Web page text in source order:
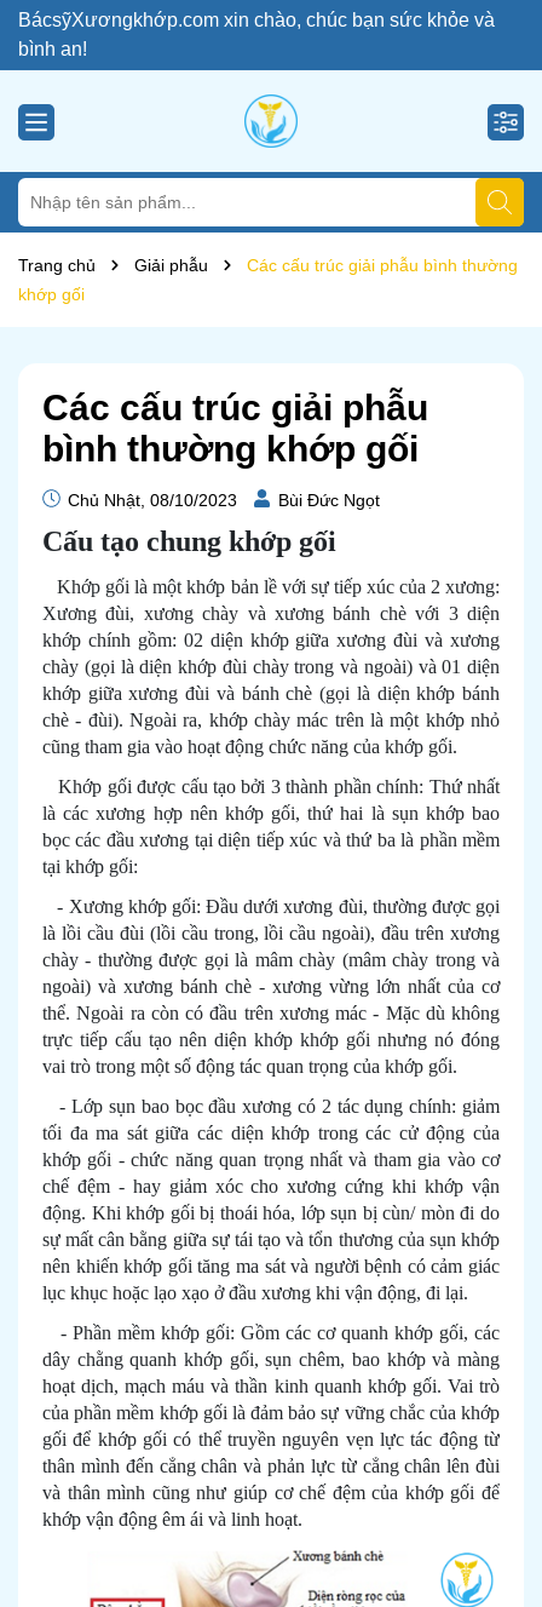
BácsỹXươngkhớp.com xin chào, chúc bạn sức khỏe và
bình an!
Trang chủ Giải phẫu
Các cấu trúc giải phẫu bình thường
khớp gối
Các cấu trúc giải phẫu
bình thường khớp gối
Chủ Nhật, 08/10/2023 Bùi Đức Ngọt
Cấu tạo chung khớp gối
Khớp gối là một khớp bản lề với sự tiếp xúc của 2 xương:
Xương đùi, xương chày và xương bánh chè với 3 diện
khớp chính gồm: 02 diện khớp giữa xương đùi và xương
chày (gọi là diện khớp đùi chày trong và ngoài) và 01 diện
khớp giữa xương đùi và bánh chè (gọi là diện khớp bánh
chè - đùi). Ngoài ra, khớp chày mác trên là một khớp nhỏ
cũng tham gia vào hoạt động chức năng của khớp gối.
Khớp gối được cấu tạo bởi 3 thành phần chính: Thứ nhất
là các xương hợp nên khớp gối, thứ hai là sụn khớp bao
bọc các đầu xương tại diện tiếp xúc và thứ ba là phần mềm
tại khớp gối:
- Xương khớp gối: Đầu dưới xương đùi, thường được gọi
là lồi cầu đùi (lồi cầu trong, lồi cầu ngoài), đầu trên xương
chày - thường được gọi là mâm chày (mâm chày trong và
ngoài) và xương bánh chè - xương vừng lớn nhất của cơ
thể. Ngoài ra còn có đầu trên xương mác - Mặc dù không
trực tiếp cấu tạo nên diện khớp khớp gối nhưng nó đóng
vai trò trong một số động tác quan trọng của khớp gối.
- Lớp sụn bao bọc đầu xương có 2 tác dụng chính: giảm
tối đa ma sát giữa các diện khớp trong các cử động của
khớp gối - chức năng quan trọng nhất và tham gia vào cơ
chế đệm - hay giảm xóc cho xương cứng khi khớp vận
động. Khi khớp gối bị thoái hóa, lớp sụn bị cùn/ mòn đi do
sự mất cân bằng giữa sự tái tạo và tổn thương của sụn khớp
nên khiến khớp gối tăng ma sát và người bệnh có cảm giác
lục khục hoặc lạo xạo ở đầu xương khi vận động, đi lại.
- Phần mềm khớp gối: Gồm các cơ quanh khớp gối, các
dây chằng quanh khớp gối, sụn chêm, bao khớp và màng
hoạt dịch, mạch máu và thần kinh quanh khớp gối. Vai trò
của phần mềm khớp gối là đảm bảo sự vững chắc của khớp
gối để khớp gối có thể truyền nguyên vẹn lực tác động từ
thân mình đến cẳng chân và phản lực từ cẳng chân lên đùi
và thân mình cũng như giúp cơ chế đệm của khớp gối để
khớp vận động êm ái và linh hoạt.